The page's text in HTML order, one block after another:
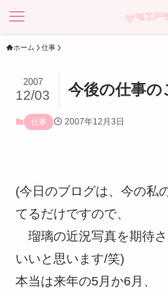
ホーム 仕事
今後の仕事
2007
12/03
仕事 2007年12月3日
(今日のブログは、今の私
てるだけですので、
瑠璃の近況写真を期待
いいと思います/笑)
本当は来年の5月か6月、